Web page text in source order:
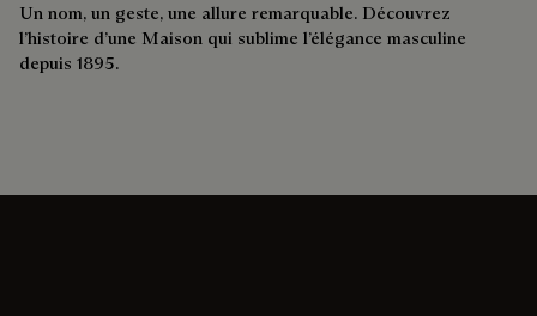
Un nom, un geste, une allure remarquable. Découvrez
l’histoire d’une Maison qui sublime l’élégance masculine
depuis 1895.